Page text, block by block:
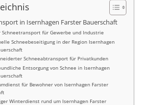
in Isernhagen Farster Bauerschaft
Schneetransport für Gewerbe und Industrie
Schneebeseitigung in der Region Isernhagen
Schneeabtransport für Privatkunden
Entsorgung von Schnee in Isernhagen
für Bewohner von Isernhagen Farster
Winterdienst rund um Isernhagen Farster